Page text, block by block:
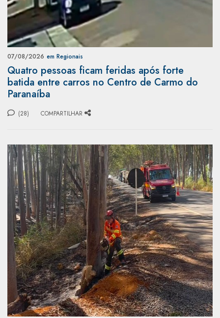
07/08/2026 em Regionais
Quatro pessoas ficam feridas após forte
batida entre carros no Centro de Carmo do
Paranaíba
(28) COMPARTILHAR